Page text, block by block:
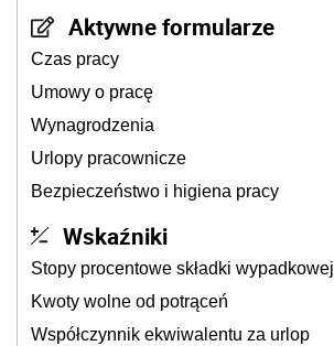
Aktywne formularze
Czas pracy
Umowy o pracę
Wynagrodzenia
Urlopy pracownicze
Bezpieczeństwo i higiena pracy
Wskaźniki
Stopy procentowe składki wypadkowej
Kwoty wolne od potrąceń
Współczynnik ekwiwalentu za urlop